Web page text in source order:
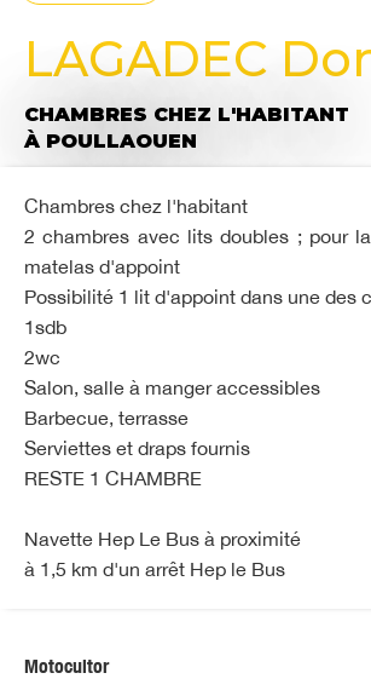
LAGADEC
CHAMBRES CHEZ L'HABITANT
À POULLAOUEN
Chambres chez l'habitant
2 chambres avec lits doubles ; pour
matelas d'appoint
Possibilité 1 lit d'appoint dans une des
1sdb
2wc
Salon, salle à manger accessibles
Barbecue, terrasse
Serviettes et draps fournis
RESTE 1 CHAMBRE
Navette Hep Le Bus à proximité
à 1,5 km d'un arrêt Hep le Bus
Motocultor